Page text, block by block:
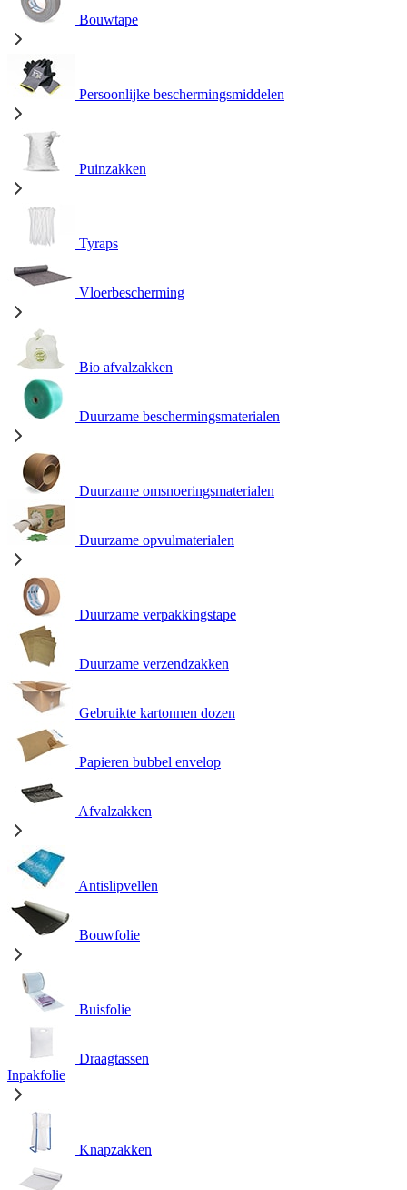
Bouwtape
Persoonlijke beschermingsmiddelen
Puinzakken
Tyraps
Vloerbescherming
Bio afvalzakken
Duurzame beschermingsmaterialen
Duurzame omsnoeringsmaterialen
Duurzame opvulmaterialen
Duurzame verpakkingstape
Duurzame verzendzakken
Gebruikte kartonnen dozen
Papieren bubbel envelop
Afvalzakken
Antislipvellen
Bouwfolie
Buisfolie
Draagtassen
Inpakfolie
Knapzakken